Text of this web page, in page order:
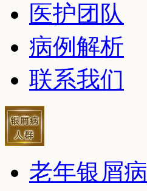
医护团队
病例解析
联系我们
老年银屑病